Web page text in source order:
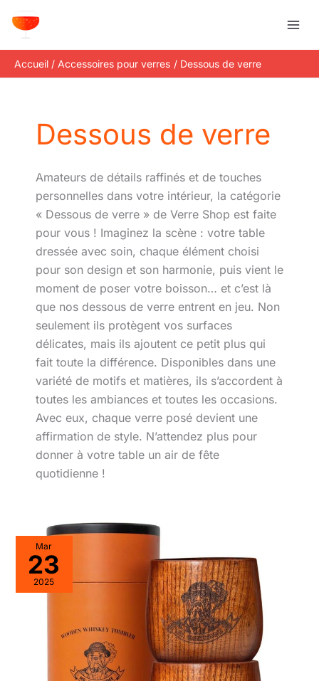
Accueil
Accessoires pour verres Dessous de verre
Dessous de verre
Amateurs de détails raffinés et de touches
personnelles dans votre intérieur, la catégorie
« Dessous de verre » de Verre Shop est faite
pour vous ! Imaginez la scène : votre table
dressée avec soin, chaque élément choisi
pour son design et son harmonie, puis vient le
moment de poser votre boisson… et c’est là
que nos dessous de verre entrent en jeu. Non
seulement ils protègent vos surfaces
délicates, mais ils ajoutent ce petit plus qui
fait toute la différence. Disponibles dans une
variété de motifs et matières, ils s’accordent à
toutes les ambiances et toutes les occasions.
Avec eux, chaque verre posé devient une
affirmation de style. N’attendez plus pour
donner à votre table un air de fête
quotidienne !
Mar
23
2025
e
c
h